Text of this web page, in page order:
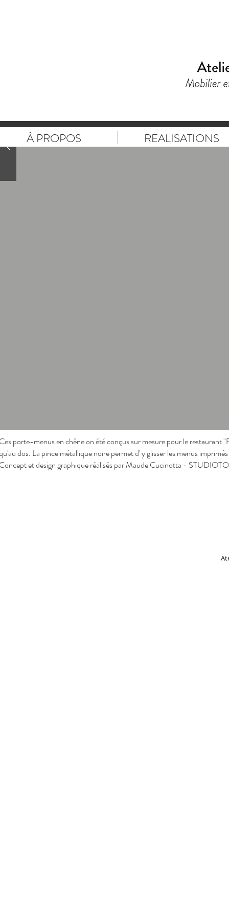
À PROPOS REALISATIONS
porte-menus en chêne on été conçus sur mesure pour le
dos. La pince métallique noire permet d' y glisser les menus
et design graphique réalisés par Maude Cucinotta -